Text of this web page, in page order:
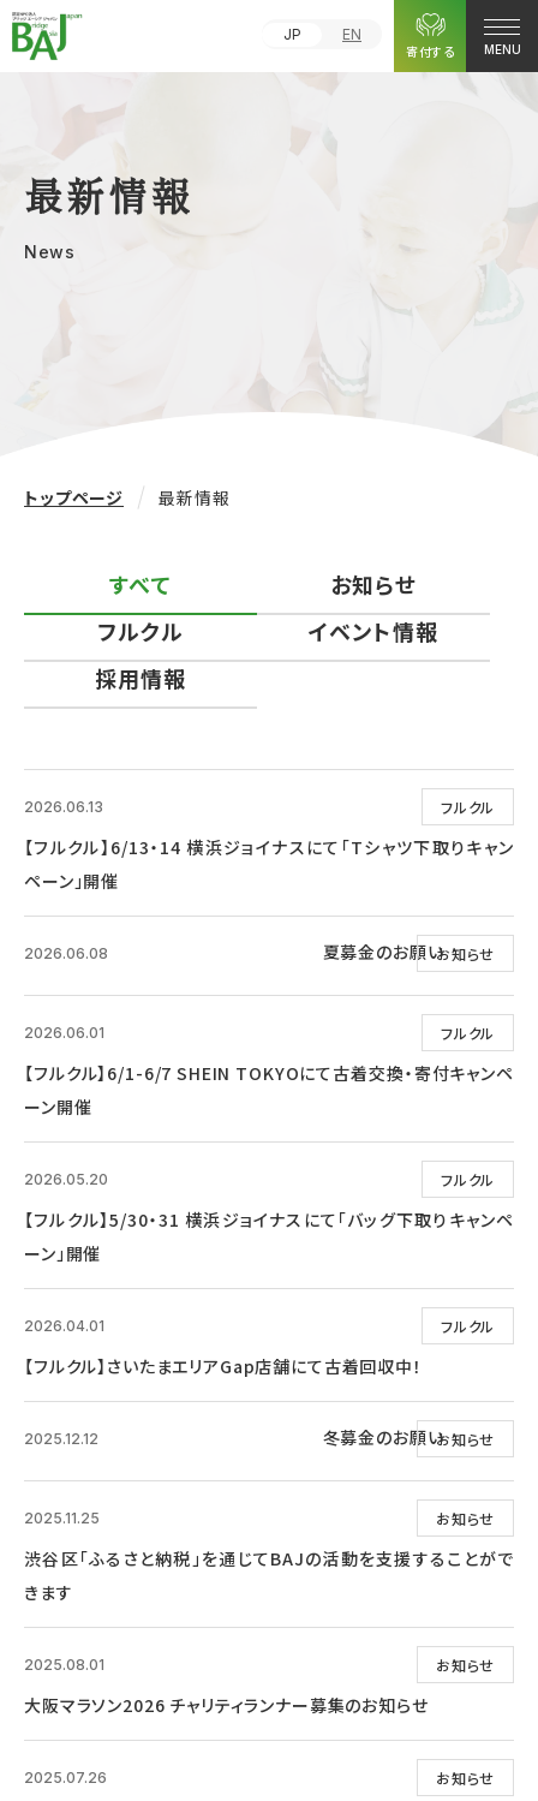
JP
EN
寄付する
MENU
最新情報
News
トップページ 最新情報
すべて
お知らせ
フルクル
イベント情報
採用情報
フルクル
2026.06.13
【フルクル】6/13・14 横浜ジョイナスにて「Tシャツ下取りキャン
ペーン」開催
お知らせ
2026.06.08 夏募金のお願い
フルクル
2026.06.01
【フルクル】6/1-6/7 SHEIN TOKYOにて古着交換・寄付キャンペ
ーン開催
フルクル
2026.05.20
【フルクル】5/30・31 横浜ジョイナスにて「バッグ下取りキャンペ
ーン」開催
フルクル
2026.04.01
【フルクル】さいたまエリアGap店舗にて古着回収中！
お知らせ
2025.12.12 冬募金のお願い
お知らせ
2025.11.25
渋谷区「ふるさと納税」を通じてBAJの活動を支援することがで
きます
お知らせ
2025.08.01
大阪マラソン2026 チャリティランナー募集のお知らせ
お知らせ
2025.07.26